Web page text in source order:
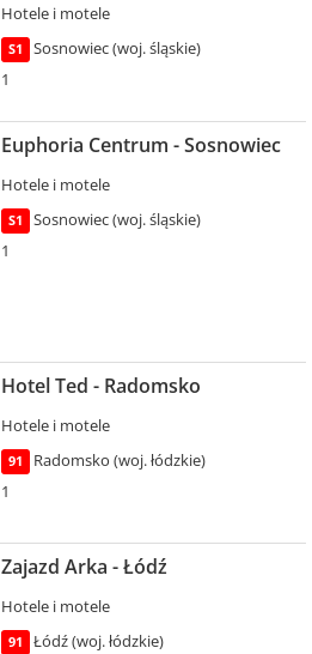
Hotele i motele
S1
Sosnowiec (woj. śląskie)
1
Euphoria Centrum - Sosnowiec
Hotele i motele
S1
Sosnowiec (woj. śląskie)
1
Hotel Ted - Radomsko
Hotele i motele
91
Radomsko (woj. łódzkie)
1
Zajazd Arka - Łódź
Hotele i motele
91
Łódź (woj. łódzkie)